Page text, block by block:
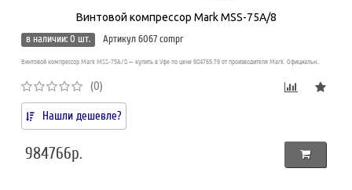
Винтовой компрессор Mark MSS-75A/8
в наличии: 0 шт.
Артикул 6067 compr
Винтовой компрессор Mark MSS-75A/8 — купить в Уфе по цене 984765.79 от производителя Mark. Официальн..
(0)
Нашли дешевле?
984766р.